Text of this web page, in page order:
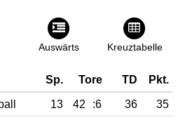
Auswärts Kreuztabelle
Sp. Tore TD Pkt.
13 42 :6 36
35